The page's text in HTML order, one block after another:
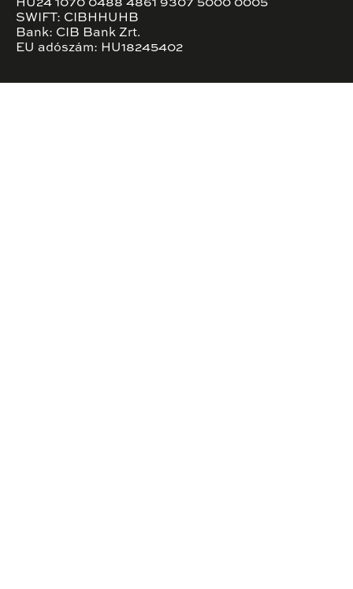
HU24 1070 0488 4861 9307 5000 0005
SWIFT: CIBHHUHB
Bank: CIB Bank Zrt.
EU adószám: HU18245402